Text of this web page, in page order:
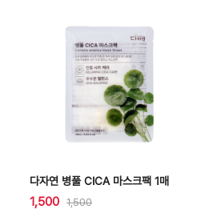
다자연 병풀 CICA 마스크팩 1매
1,500 1,500